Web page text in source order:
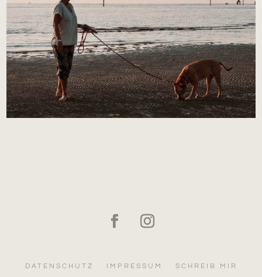
DATENSCHUTZ IMPRESSUM SCHREIB MIR